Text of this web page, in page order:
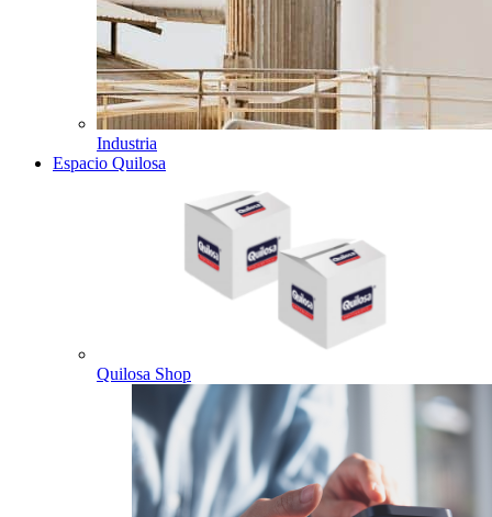
Industria
Espacio Quilosa
Quilosa Shop